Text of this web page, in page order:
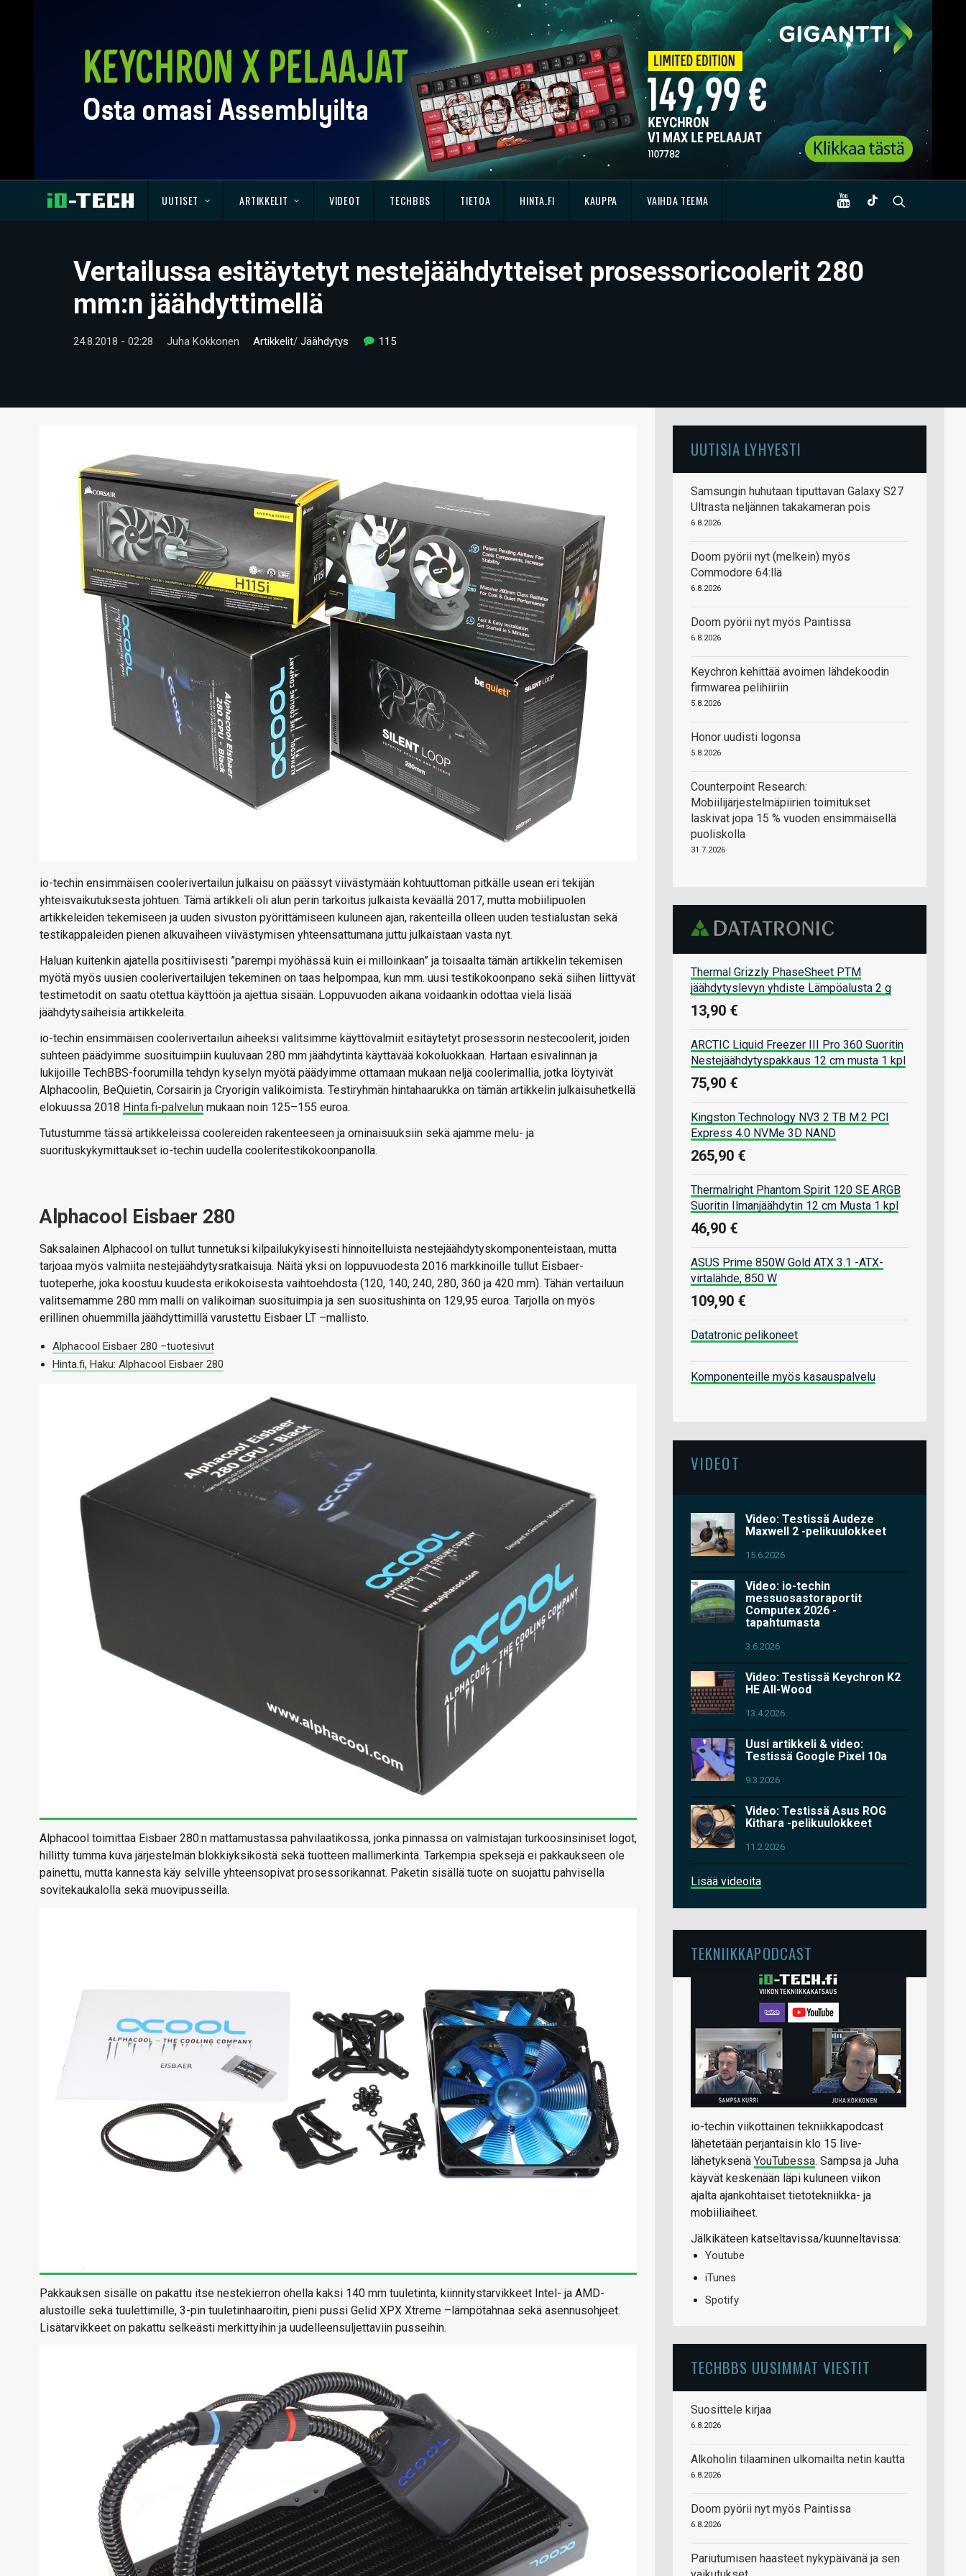
UUTISET ARTIKKELIT VIDEOT TECHBBS TIETOA HINTA.FI KAUPPA VAIHDA TEEMA
Vertailussa esitäytetyt nestejäähdytteiset prosessoricoolerit 280
mm:n jäähdyttimellä
24.8.2018 - 02:28 Juha Kokkonen Artikkelit/ Jäähdytys 115
io-techin ensimmäisen coolerivertailun julkaisu on päässyt viivästymään kohtuuttoman pitkälle usean eri tekijän
yhteisvaikutuksesta johtuen. Tämä artikkeli oli alun perin tarkoitus julkaista keväällä 2017, mutta mobiilipuolen
artikkeleiden tekemiseen ja uuden sivuston pyörittämiseen kuluneen ajan, rakenteilla olleen uuden testialustan sekä
testikappaleiden pienen alkuvaiheen viivästymisen yhteensattumana juttu julkaistaan vasta nyt.
Haluan kuitenkin ajatella positiivisesti ”parempi myöhässä kuin ei milloinkaan” ja toisaalta tämän artikkelin tekemisen
myötä myös uusien coolerivertailujen tekeminen on taas helpompaa, kun mm. uusi testikokoonpano sekä siihen liittyvät
testimetodit on saatu otettua käyttöön ja ajettua sisään. Loppuvuoden aikana voidaankin odottaa vielä lisää
jäähdytysaiheisia artikkeleita.
io-techin ensimmäisen coolerivertailun aiheeksi valitsimme käyttövalmiit esitäytetyt prosessorin nestecoolerit, joiden
suhteen päädyimme suosituimpiin kuuluvaan 280 mm jäähdytintä käyttävää kokoluokkaan. Hartaan esivalinnan ja
lukijoille TechBBS-foorumilla tehdyn kyselyn myötä päädyimme ottamaan mukaan neljä coolerimallia, jotka löytyivät
Alphacoolin, BeQuietin, Corsairin ja Cryorigin valikoimista. Testiryhmän hintahaarukka on tämän artikkelin julkaisuhetkellä
elokuussa 2018 Hinta.fi-palvelun mukaan noin 125–155 euroa.
Tutustumme tässä artikkeleissa coolereiden rakenteeseen ja ominaisuuksiin sekä ajamme melu- ja
suorituskykymittaukset io-techin uudella cooleritestikokoonpanolla.
Alphacool Eisbaer 280
Saksalainen Alphacool on tullut tunnetuksi kilpailukykyisesti hinnoitelluista nestejäähdytyskomponenteistaan, mutta
tarjoaa myös valmiita nestejäähdytysratkaisuja. Näitä yksi on loppuvuodesta 2016 markkinoille tullut Eisbaer-
tuoteperhe, joka koostuu kuudesta erikokoisesta vaihtoehdosta (120, 140, 240, 280, 360 ja 420 mm). Tähän vertailuun
valitsemamme 280 mm malli on valikoiman suosituimpia ja sen suositushinta on 129,95 euroa. Tarjolla on myös
erillinen ohuemmilla jäähdyttimillä varustettu Eisbaer LT –mallisto.
Alphacool Eisbaer 280 –tuotesivut
Hinta.fi, Haku: Alphacool Eisbaer 280
Alphacool toimittaa Eisbaer 280:n mattamustassa pahvilaatikossa, jonka pinnassa on valmistajan turkoosinsiniset logot,
hillitty tumma kuva järjestelmän blokkiyksiköstä sekä tuotteen mallimerkintä. Tarkempia speksejä ei pakkaukseen ole
painettu, mutta kannesta käy selville yhteensopivat prosessorikannat. Paketin sisällä tuote on suojattu pahvisella
sovitekaukalolla sekä muovipusseilla.
Pakkauksen sisälle on pakattu itse nestekierron ohella kaksi 140 mm tuuletinta, kiinnitystarvikkeet Intel- ja AMD-
alustoille sekä tuulettimille, 3-pin tuuletinhaaroitin, pieni pussi Gelid XPX Xtreme –lämpötahnaa sekä asennusohjeet.
Lisätarvikkeet on pakattu selkeästi merkittyihin ja uudelleensuljettaviin pusseihin.
UUTISIA LYHYESTI
Samsungin huhutaan tiputtavan Galaxy S27
Ultrasta neljännen takakameran pois
6.8.2026
Doom pyörii nyt (melkein) myös
Commodore 64:llä
6.8.2026
Doom pyörii nyt myös Paintissa
6.8.2026
Keychron kehittää avoimen lähdekoodin
firmwarea pelihiiriin
5.8.2026
Honor uudisti logonsa
5.8.2026
Counterpoint Research:
Mobiilijärjestelmäpiirien toimitukset
laskivat jopa 15 % vuoden ensimmäisellä
puoliskolla
31.7.2026
Thermal Grizzly PhaseSheet PTM
jäähdytyslevyn yhdiste Lämpöalusta 2 g
13,90 €
ARCTIC Liquid Freezer III Pro 360 Suoritin
Nestejäähdytyspakkaus 12 cm musta 1 kpl
75,90 €
Kingston Technology NV3 2 TB M.2 PCI
Express 4.0 NVMe 3D NAND
265,90 €
Thermalright Phantom Spirit 120 SE ARGB
Suoritin Ilmanjäähdytin 12 cm Musta 1 kpl
46,90 €
ASUS Prime 850W Gold ATX 3.1 -ATX-
virtalähde, 850 W
109,90 €
Datatronic pelikoneet
Komponenteille myös kasauspalvelu
VIDEOT
Video: Testissä Audeze
Maxwell 2 -pelikuulokkeet
15.6.2026
Video: io-techin
messuosastoraportit
Computex 2026 -
tapahtumasta
3.6.2026
Video: Testissä Keychron K2
HE All-Wood
13.4.2026
Uusi artikkeli & video:
Testissä Google Pixel 10a
9.3.2026
Video: Testissä Asus ROG
Kithara -pelikuulokkeet
11.2.2026
Lisää videoita
TEKNIIKKAPODCAST
io-techin viikottainen tekniikkapodcast
lähetetään perjantaisin klo 15 live-
lähetyksenä YouTubessa. Sampsa ja Juha
käyvät keskenään läpi kuluneen viikon
ajalta ajankohtaiset tietotekniikka- ja
mobiiliaiheet.
Jälkikäteen katseltavissa/kuunneltavissa:
Youtube
iTunes
Spotify
TECHBBS UUSIMMAT VIESTIT
Suosittele kirjaa
6.8.2026
Alkoholin tilaaminen ulkomailta netin kautta
6.8.2026
Doom pyörii nyt myös Paintissa
6.8.2026
Pariutumisen haasteet nykypäivänä ja sen